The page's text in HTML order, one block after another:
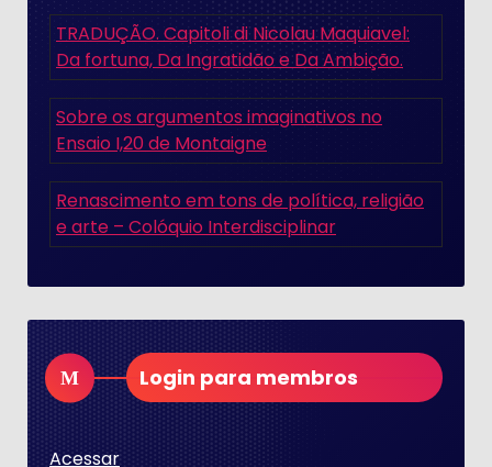
TRADUÇÃO. Capitoli di Nicolau Maquiavel:
Da fortuna, Da Ingratidão e Da Ambição.
Sobre os argumentos imaginativos no
Ensaio I,20 de Montaigne
Renascimento em tons de política, religião
e arte – Colóquio Interdisciplinar
Login para membros
Acessar